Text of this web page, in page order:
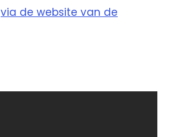
via de website van de